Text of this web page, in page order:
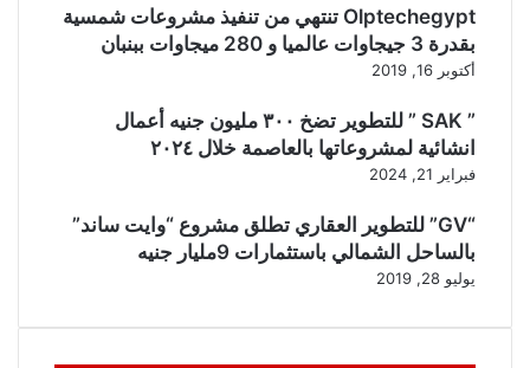
Olptechegypt تنتهي من تنفيذ مشروعات شمسية
بقدرة 3 جيجاوات عالميا و 280 ميجاوات ببنبان
أكتوبر 16, 2019
” SAK ” للتطوير تضخ ٣٠٠ مليون جنيه أعمال
انشائية لمشروعاتها بالعاصمة خلال ٢٠٢٤
فبراير 21, 2024
“GV” للتطوير العقاري تطلق مشروع “وايت ساند”
بالساحل الشمالي باستثمارات 9مليار جنيه
يوليو 28, 2019